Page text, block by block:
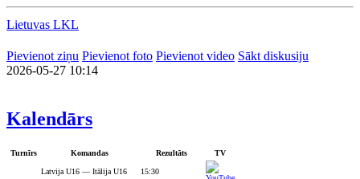
Lietuvas LKL
Pievienot ziņu Pievienot foto Pievienot video Sākt diskusiju
2026-05-27 10:14
Kalendārs
Turnīrs Komandas Rezultāts TV
Latvija U16 — Itālija U16 15:30